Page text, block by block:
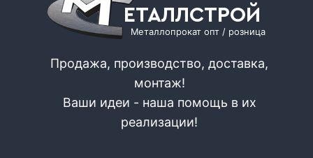
ЕТАЛЛСТРОЙ
Металлопрокат опт / розница
Продажа, производство, доставка,
монтаж!
Ваши идеи - наша помощь в их
реализации!